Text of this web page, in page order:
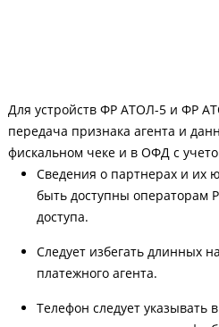
Для устройств ФР АТОЛ-5 и ФР
передача признака агента и
фискальном чеке и в ОФД с
Сведения о партнерах и их
быть доступны операторам
доступа.
Следует избегать длинных
платежного агента.
Телефон следует указывать